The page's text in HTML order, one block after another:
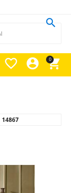
0




14867